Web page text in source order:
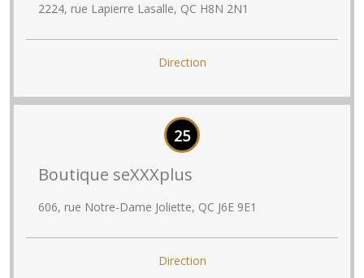
2224, rue Lapierre Lasalle, QC H8N 2N1
Direction
25
Boutique seXXXplus
606, rue Notre-Dame Joliette, QC J6E 9E1
Direction